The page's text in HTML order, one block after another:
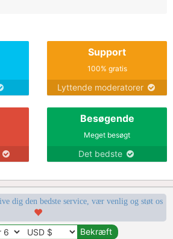
Support
100% gratis
Lyttende moderatorer
Besøgende
Meget besøgt
Det bedste
dig den bedste service, vær venlig og støt os